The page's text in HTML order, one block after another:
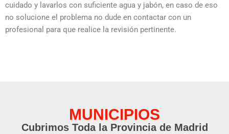
cuidado y lavarlos con suficiente agua y jabón, en caso de eso
no solucione el problema no dude en contactar con un
profesional para que realice la revisión pertinente.
MUNICIPIOS
Cubrimos Toda la Provincia de Madrid